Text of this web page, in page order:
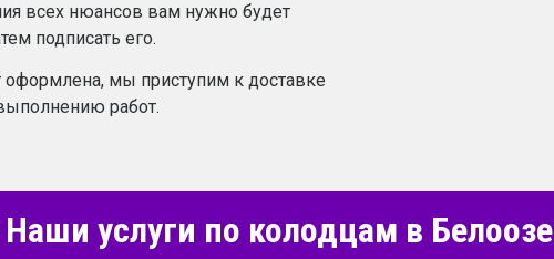
всех нюансов вам нужно будет
подписать его.
оформлена, мы приступим к доставке
работ.
услуги по колодцам в